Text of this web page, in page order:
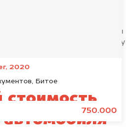
2020
Битое
750.000
документов, то наши юристы
чтобы оформить сделку
стоимость
автомобиля